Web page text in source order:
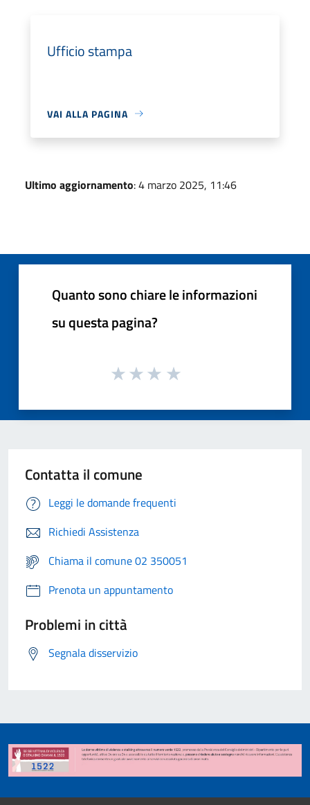
Ufficio stampa
VAI ALLA PAGINA
Ultimo aggiornamento: 4 marzo 2025, 11:46
Quanto sono chiare le informazioni
su questa pagina?
Contatta il comune
Leggi le domande frequenti
Richiedi Assistenza
Chiama il comune 02 350051
Prenota un appuntamento
Problemi in città
Segnala disservizio